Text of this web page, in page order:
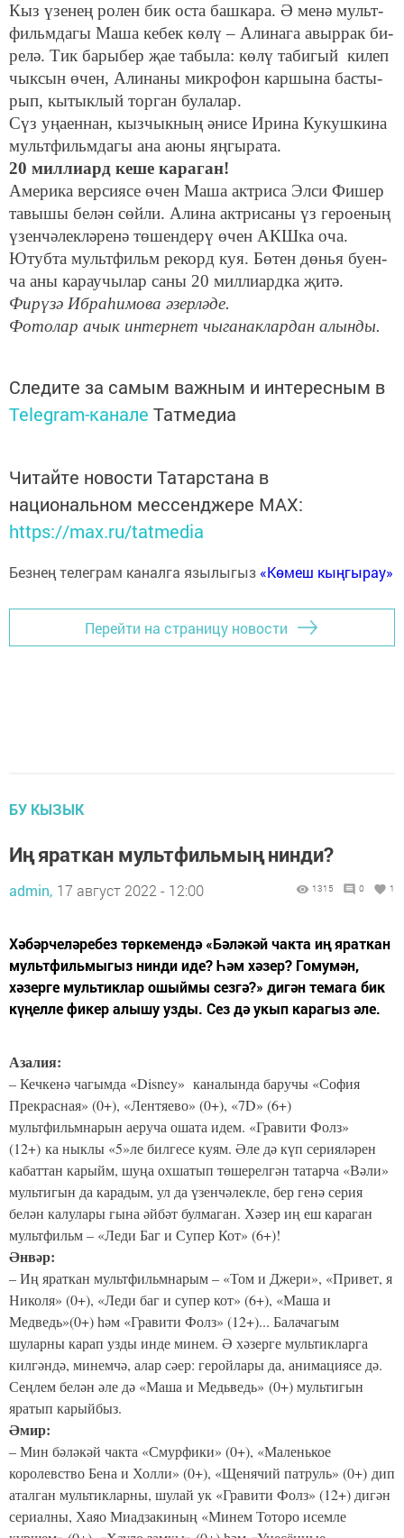
Кыз үзе­нең ро­лен бик ос­та баш­ка­ра. Ә ме­нә мульт­
фильм­да­гы Ма­ша ке­бек кө­лү – Али­на­га авыр­рак би­
ре­лә. Тик ба­ры­бер җае та­бы­ла: кө­лү та­би­гый ки­леп
чык­сын өчен, Али­на­ны мик­ро­фон кар­шы­на бас­ты­
рып, кы­тык­лый тор­ган бу­ла­лар.
Сүз уңа­ен­нан, кыз­чык­ның әни­се Ири­на Ку­куш­ки­на
мульт­фильм­да­гы ана аю­ны яң­гы­ра­та.
20 мил­ли­ард ке­ше ка­ра­ган!
Аме­ри­ка вер­си­я­се өчен Ма­ша акт­ри­са Эл­си Фи­шер
та­вы­шы бе­лән сөй­ли. Али­на акт­ри­са­ны үз ге­ро­е­ның
үзен­чә­лек­лә­ре­нә тө­шен­де­рү өчен АКШ­ка оча.
Ютуб­та мульт­фильм ре­корд куя. Бө­тен дөнья бу­ен­
ча аны ка­рау­чы­лар са­ны 20 мил­ли­ард­ка җи­тә.
Фи­рү­зә Иб­ра­һи­мо­ва әзер­лә­де.
Фотолар ачык интернет чыганаклардан алынды.
Следите за самым важным и интересным в
Telegram-канале Татмедиа
Читайте новости Татарстана в
национальном мессенджере MАХ:
https://max.ru/tatmedia
Безнең телеграм каналга язылыгыз «Көмеш кыңгырау»
Перейти на страницу новости
БУ КЫЗЫК
Иң яраткан мультфильмың нинди?
admin, 17 август 2022 - 12:00 1315 0 1
Хәбәрчеләребез төркемендә «Бәләкәй чакта иң яраткан
мультфильмыгыз нинди иде? Һәм хәзер? Гомумән,
хәзерге мультиклар ошыймы сезгә?» дигән темага бик
күңелле фикер алышу узды. Сез дә укып карагыз әле.
Азалия:
– Кечкенә чагымда «Disney» каналында баручы «София
Прекрасная» (0+), «Лентяево» (0+), «7D» (6+)
мультфильмнарын аеруча ошата идем. «Гравити Фолз»
(12+) ка ныклы «5»ле билгесе куям. Әле дә күп серияләрен
кабаттан карыйм, шуңа охшатып төшерелгән татарча «Вәли»
мультигын да карадым, ул да үзенчәлекле, бер генә серия
белән калулары гына әйбәт булмаган. Хәзер иң еш караган
мультфильм – «Леди Баг и Супер Кот» (6+)!
Әнвәр:
– Иң яраткан мультфильмнарым – «Том и Джери», «Привет, я
Николя» (0+), «Леди баг и супер кот» (6+), «Маша и
Медведь»(0+)һәм «Гравити Фолз» (12+)... Балачагым
шуларны карап узды инде минем. Ә хәзерге мультикларга
килгәндә, минемчә, алар сәер: геройлары да, анимациясе дә.
Сеңлем белән әле дә «Маша и Медьведь» (0+)мультигын
яратып карыйбыз.
Әмир:
– Мин бәләкәй чакта «Смурфики» (0+), «Маленькое
королевство Бена и Холли» (0+), «Щенячий патруль» (0+) дип
аталган мультикларны, шулай ук «Гравити Фолз» (12+) дигән
сериалны, Хаяо Миадзакиның «Минем Тоторо исемле